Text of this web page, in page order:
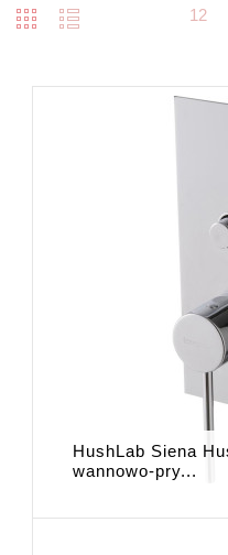
12
HushLab Siena
wannowo-pry...